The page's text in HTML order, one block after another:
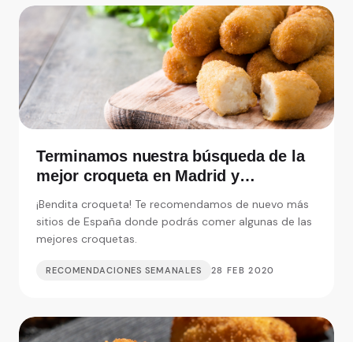
Terminamos nuestra búsqueda de la
mejor croqueta en Madrid y
¡Bendita croqueta! Te recomendamos de nuevo más
sitios de España donde podrás comer algunas de las
mejores croquetas.
RECOMENDACIONES SEMANALES 28 FEB 2020